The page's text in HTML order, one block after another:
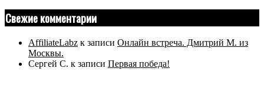
Свежие комментарии
AffiliateLabz к записи Онлайн встреча. Дмитрий М. из
Москвы.
Сергей С. к записи Первая победа!